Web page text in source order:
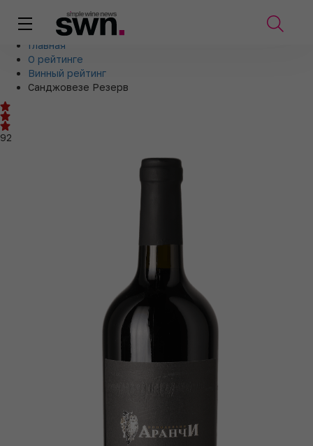
Главная
О рейтинге
Винный рейтинг
Санджовезе Резерв
92